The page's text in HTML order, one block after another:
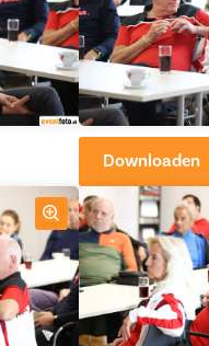
Downloaden